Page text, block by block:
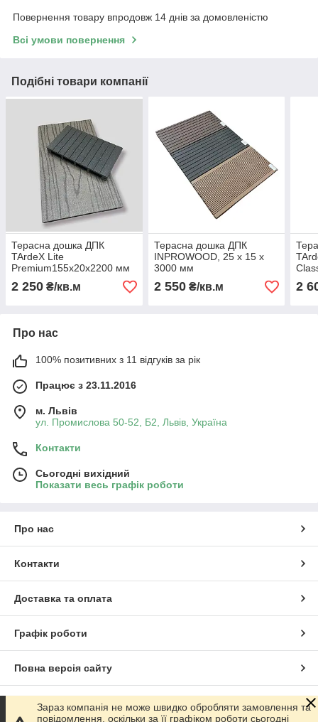
Повернення товару впродовж 14 днів за домовленістю
Всі умови повернення
Подібні товари компанії
Терасна дошка ДПК
TArdeX Lite
Premium155x20x2200 мм
2 250 ₴/кв.м
Терасна дошка ДПК
INPROWOOD, 25 х 15 х
3000 мм
2 550₴/кв.м 2
Про нас
100% позитивних з 11 відгуків за рік
Працює з 23.11.2016
м. Львів
ул. Промислова 50-52, Б2, Львів, Україна
Контакти
Сьогодні вихідний
Показати весь графік роботи
Про нас
Контакти
Доставка та оплата
Графік роботи
Повна версія сайту
Сайт створено на маркетплейсіProm.ua
Зараз компанія не може швидко обробляти замовлення та
повідомлення, оскільки за її графіком роботи сьогодні